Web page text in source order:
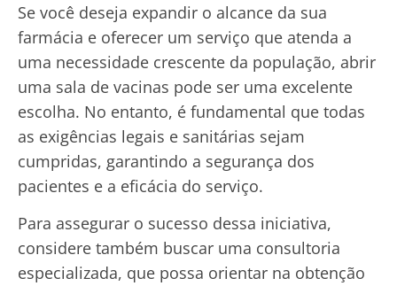
Se você deseja expandir o alcance da sua
farmácia e oferecer um serviço que atenda a
uma necessidade crescente da população, abrir
uma sala de vacinas pode ser uma excelente
escolha. No entanto, é fundamental que todas
as exigências legais e sanitárias sejam
cumpridas, garantindo a segurança dos
pacientes e a eficácia do serviço.
Para assegurar o sucesso dessa iniciativa,
considere também buscar uma consultoria
especializada, que possa orientar na obtenção